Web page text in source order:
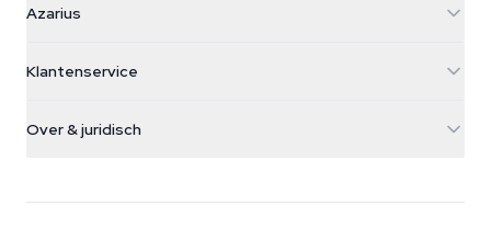
Galvaniweg 11
Nederland
+31(0)204897914
Azarius
Smokeshop
Klantenservice
Retourbeleid
Over & juridisch
Wiki